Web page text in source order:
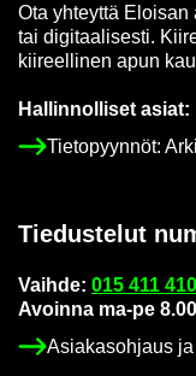
Ota yh­teyt­tä
tai di­gi­taa­li­ses­ti.
kii­reel­li­nen apun
Hal­lin­nol­li­set asiat:
Tie­to­pyyn­nöt:
Tie­dus­te­lut
Vaih­de: 015 411
Avoin­na ma-pe
Asia­kas­oh­jaus